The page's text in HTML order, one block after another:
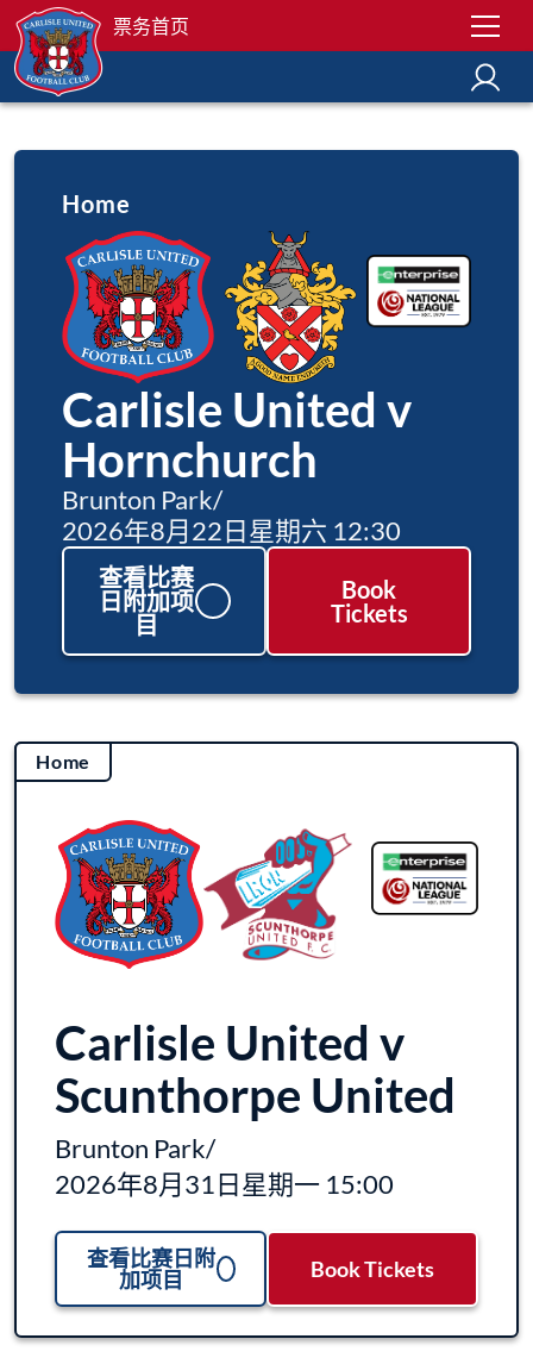
票务首页
Home
Carlisle United v
Hornchurch
Brunton Park/
2026年8月22日星期六 12:30
查看比赛
日附加项
目
Book
Tickets
Home
Carlisle United v
Scunthorpe United
Brunton Park/
2026年8月31日星期一 15:00
查看比赛日附
加项目
Book Tickets